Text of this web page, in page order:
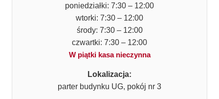
poniedziałki: 7:30 – 12:00
wtorki: 7:30 – 12:00
środy: 7:30 – 12:00
czwartki: 7:30 – 12:00
W piątki kasa nieczynna
Lokalizacja:
parter budynku UG, pokój nr 3